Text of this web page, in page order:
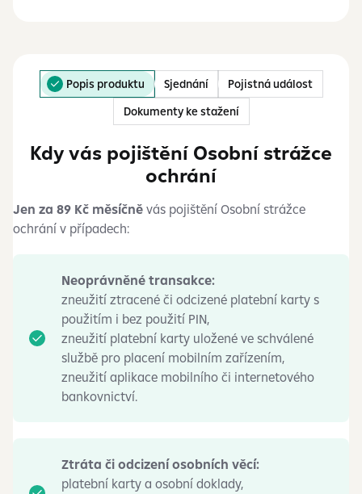
Popis produktu Sjednání
Pojistná událost
Dokumenty ke stažení
Kdy vás pojištění Osobní strážce
ochrání
Jen za 89 Kč měsíčně vás pojištění Osobní strážce
ochrání v případech:
Neoprávněné transakce:
zneužití ztracené či odcizené platební karty s
použitím i bez použití PIN,
zneužití platební karty uložené ve schválené
službě pro placení mobilním zařízením,
zneužití aplikace mobilního či internetového
bankovnictví.
Ztráta či odcizení osobních věcí:
platební karty a osobní doklady,